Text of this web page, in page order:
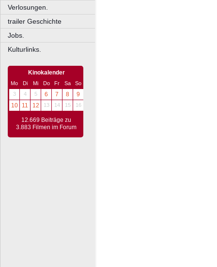
Verlosungen.
trailer Geschichte
Jobs.
Kulturlinks.
Kinokalender
Mo Di Mi Do Fr Sa
So
3
4 5 6 7 8
9
10
11 12 13 14 15 16
12.669 Beiträge zu
3.883 Filmen im Forum